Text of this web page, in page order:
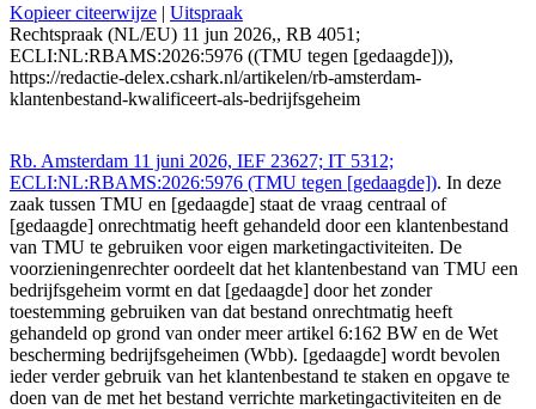
Kopieer citeerwijze | Uitspraak
Rechtspraak (NL/EU) 11 jun 2026,, RB 4051;
ECLI:NL:RBAMS:2026:5976 ((TMU tegen [gedaagde])),
https://redactie-delex.cshark.nl/artikelen/rb-amsterdam-
klantenbestand-kwalificeert-als-bedrijfsgeheim
Rb. Amsterdam 11 juni 2026, IEF 23627; IT 5312;
ECLI:NL:RBAMS:2026:5976 (TMU tegen [gedaagde]). In deze
zaak tussen TMU en [gedaagde] staat de vraag centraal of
[gedaagde] onrechtmatig heeft gehandeld door een klantenbestand
van TMU te gebruiken voor eigen marketingactiviteiten. De
voorzieningenrechter oordeelt dat het klantenbestand van TMU een
bedrijfsgeheim vormt en dat [gedaagde] door het zonder
toestemming gebruiken van dat bestand onrechtmatig heeft
gehandeld op grond van onder meer artikel 6:162 BW en de Wet
bescherming bedrijfsgeheimen (Wbb). [gedaagde] wordt bevolen
ieder verder gebruik van het klantenbestand te staken en opgave te
doen van de met het bestand verrichte marketingactiviteiten en de